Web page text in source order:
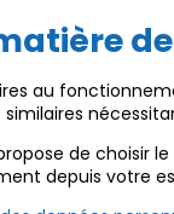
au
de choisir
depuis votre